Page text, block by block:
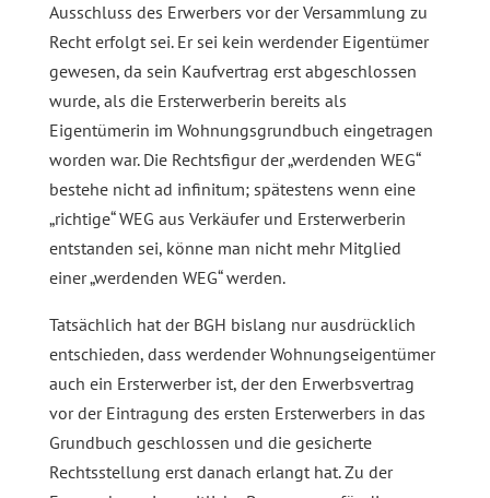
Ausschluss des Erwerbers vor der Versammlung zu
Recht erfolgt sei. Er sei kein werdender Eigentümer
gewesen, da sein Kaufvertrag erst abgeschlossen
wurde, als die Ersterwerberin bereits als
Eigentümerin im Wohnungsgrundbuch eingetragen
worden war. Die Rechtsfigur der „werdenden WEG“
bestehe nicht ad infinitum; spätestens wenn eine
„richtige“ WEG aus Verkäufer und Ersterwerberin
entstanden sei, könne man nicht mehr Mitglied
einer „werdenden WEG“ werden.
Tatsächlich hat der BGH bislang nur ausdrücklich
entschieden, dass werdender Wohnungseigentümer
auch ein Ersterwerber ist, der den Erwerbsvertrag
vor der Eintragung des ersten Ersterwerbers in das
Grundbuch geschlossen und die gesicherte
Rechtsstellung erst danach erlangt hat. Zu der